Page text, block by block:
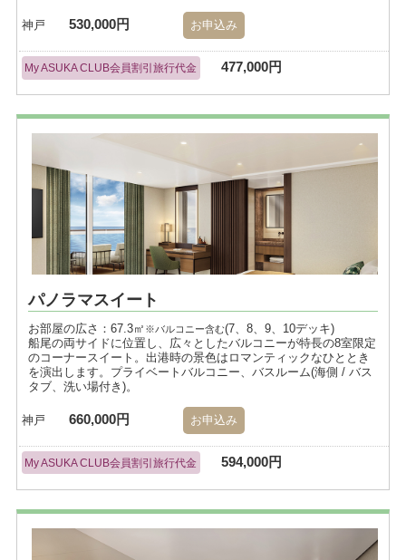
神戸 530,000円 お申込み
My ASUKA CLUB会員割引旅行代金 477,000円
パノラマスイート
お部屋の広さ：67.3㎡ ※バルコニー含む(7、8、9、10デッキ)
船尾の両サイドに位置し、広々としたバルコニーが特長の8室限定
のコーナースイート。出港時の景色はロマンティックなひととき
を演出します。プライベートバルコニー、バスルーム(海側 / バス
タブ、洗い場付き)。
神戸 660,000円 お申込み
My ASUKA CLUB会員割引旅行代金 594,000円